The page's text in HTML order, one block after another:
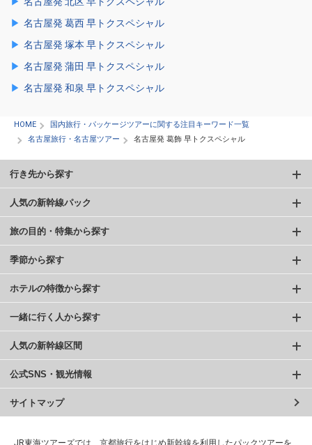
名古屋発 葛西 早トクスペシャル
名古屋発 塚本 早トクスペシャル
名古屋発 蒲田 早トクスペシャル
名古屋発 和泉 早トクスペシャル
HOME
国内旅行・パッケージツアーに関する注目キーワード一覧
名古屋旅行・名古屋ツアー
名古屋発 葛飾 早トクスペシャル
行き先から探す
人気の新幹線パック
旅の目的・特集から探す
季節から探す
ホテルの特徴から探す
一緒に行く人から探す
人気の新幹線区間
公式SNS・観光情報
サイトマップ
JR東海ツアーズでは、京都旅行をはじめ新幹線を利用したパックツアーを